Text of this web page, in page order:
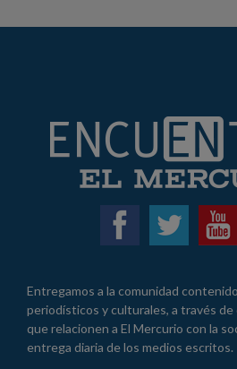
Entregamos a la comunidad
periodísticos y culturales, a través
que relacionen a El Mercurio con la
entrega diaria de los medios escritos.